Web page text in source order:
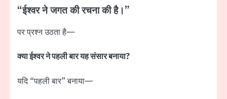
“ईश्वर ने जगत की रचना की है।”
पर प्रश्न उठता है—
क्या ईश्वर ने पहली बार यह संसार बनाया?
यदि “पहली बार” बनाया—